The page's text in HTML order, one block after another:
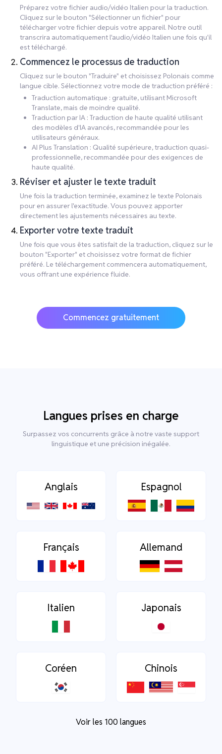
Préparez votre fichier audio/vidéo Italien pour la traduction.
Cliquez sur le bouton "Sélectionner un fichier" pour
télécharger votre fichier depuis votre appareil. Notre outil
transcrira automatiquement l'audio/vidéo Italien une fois qu'il
est téléchargé.
Commencez le processus de traduction
Cliquez sur le bouton "Traduire" et choisissez Polonais comme
langue cible. Sélectionnez votre mode de traduction préféré :
Traduction automatique : gratuite, utilisant Microsoft
Translate, mais de moindre qualité.
Traduction par IA : Traduction de haute qualité utilisant
des modèles d'IA avancés, recommandée pour les
utilisateurs généraux.
AI Plus Translation : Qualité supérieure, traduction quasi-
professionnelle, recommandée pour des exigences de
haute qualité.
Réviser et ajuster le texte traduit
Une fois la traduction terminée, examinez le texte Polonais
pour en assurer l'exactitude. Vous pouvez apporter
directement les ajustements nécessaires au texte.
Exporter votre texte traduit
Une fois que vous êtes satisfait de la traduction, cliquez sur le
bouton "Exporter" et choisissez votre format de fichier
préféré. Le téléchargement commencera automatiquement,
vous offrant une expérience fluide.
Commencez gratuitement
Langues prises en charge
Surpassez vos concurrents grâce à notre vaste support
linguistique et une précision inégalée.
Anglais Espagnol
Français Allemand
Italien Japonais
Coréen Chinois
Voir les 100 langues